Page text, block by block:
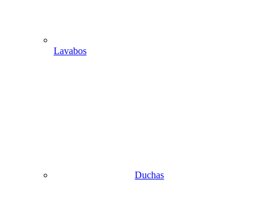
Lavabos
Duchas